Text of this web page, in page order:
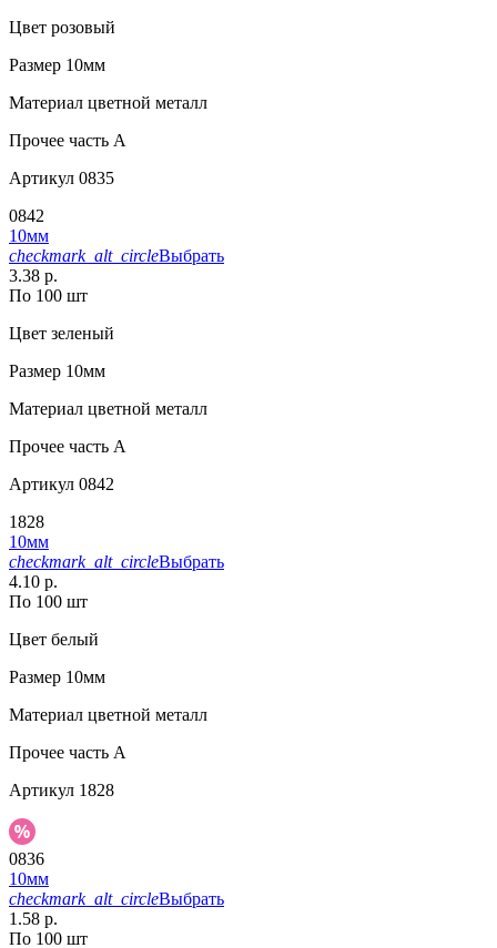
Цвет розовый
Размер 10мм
Материал цветной металл
Прочее часть A
Артикул 0835
0842
10мм
checkmark_alt_circleВыбрать
3.38 р.
По 100 шт
Цвет зеленый
Размер 10мм
Материал цветной металл
Прочее часть A
Артикул 0842
1828
10мм
checkmark_alt_circleВыбрать
4.10 р.
По 100 шт
Цвет белый
Размер 10мм
Материал цветной металл
Прочее часть A
Артикул 1828
0836
10мм
checkmark_alt_circleВыбрать
1.58 р.
По 100 шт